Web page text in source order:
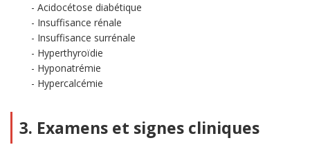
Acidocétose diabétique
Insuffisance rénale
Insuffisance surrénale
Hyperthyroïdie
Hyponatrémie
Hypercalcémie
3. Examens et signes cliniques